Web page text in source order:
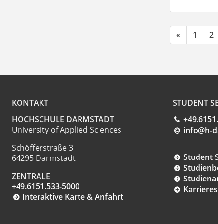
« 1 2
KONTAKT
HOCHSCHULE DARMSTADT
University of Applied Sciences
Schöfferstraße 3
64295 Darmstadt
ZENTRALE
+49.6151.533-5000
Interaktive Karte & Anfahrt
STUDENT
info@h-
Student